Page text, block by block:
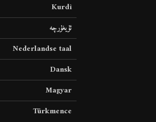
Kurdî
ئۇيغۇرچە
Nederlandse taal
Dansk
Magyar
Türkmence